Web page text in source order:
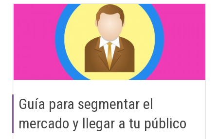
Guía para segmentar el
mercado y llegar a tu público